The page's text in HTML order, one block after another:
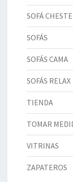
SOFÁ
SOFÁS
SOFÁS CAMA
SOFÁS RELAX
TIENDA
TOMAR
VITRINAS
ZAPATEROS